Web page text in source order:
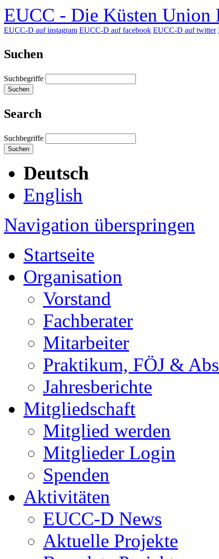
EUCC - Die Küsten Union
EUCC-D auf instagram EUCC-D auf facebook EUCC-D auf twitter
Suchen
Suchbegriffe
Suchen
Search
Suchbegriffe
Suchen
Deutsch
English
Navigation überspringen
Startseite
Organisation
Vorstand
Fachberater
Mitarbeiter
Praktikum, FÖJ &
Jahresberichte
Mitgliedschaft
Mitglied werden
Mitglieder Login
Spenden
Aktivitäten
EUCC-D News
Aktuelle Projekte